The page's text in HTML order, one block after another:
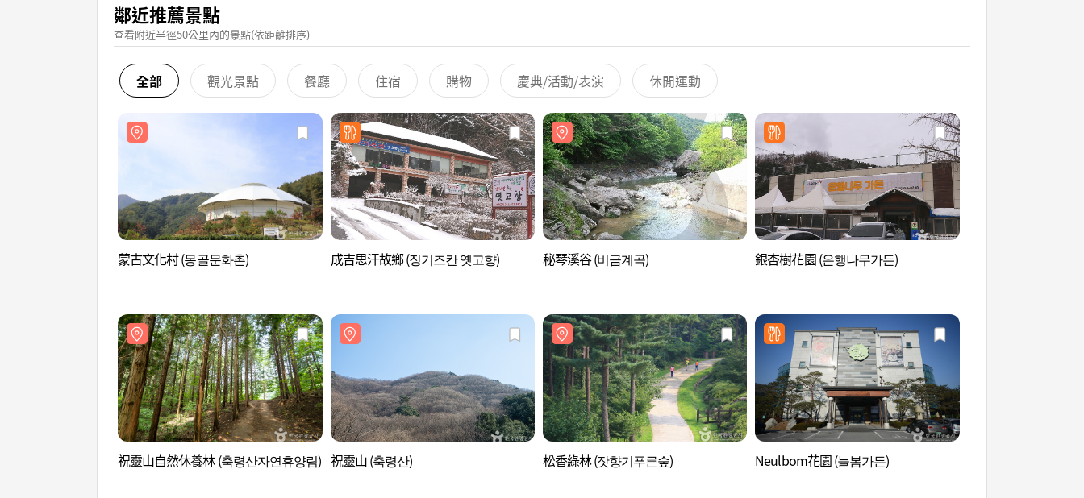
鄰近推薦景點
查看附近半徑50公里內的景點(依距離排序)
全部 觀光景點 餐廳 住宿 購物 慶典/活動/表演 休閒運動
蒙古文化村 (몽골문화촌) 成吉思汗故鄉 (징기즈칸 옛고향) 秘琴溪谷 (비금계곡) 銀杏樹花園 (은행나무가든)
祝靈山自然休養林 (축령산자연휴양림) 祝靈山 (축령산) 松香綠林 (잣향기푸른숲) Neulbom花園 (늘봄가든)